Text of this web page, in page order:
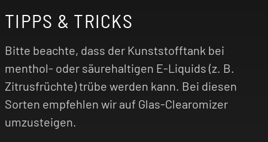
TIPPS & TRICKS
Bitte beachte, dass der Kunststofftank bei
menthol- oder säurehaltigen E-Liquids (z. B.
Zitrusfrüchte) trübe werden kann. Bei diesen
Sorten empfehlen wir auf Glas-Clearomizer
umzusteigen.